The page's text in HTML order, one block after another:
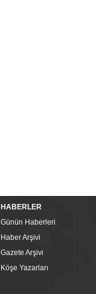
HABERLER
Günün Haberleri
Haber Arşivi
Gazete Arşivi
Köşe Yazarları